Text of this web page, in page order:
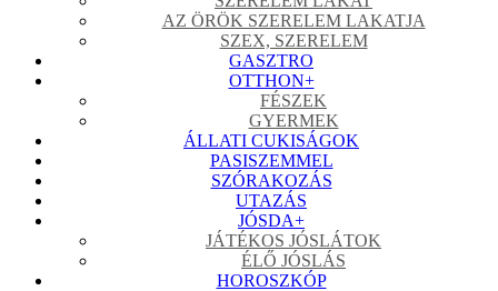
AZ ÖRÖK SZERELEM LAKATJA
SZEX, SZERELEM
GASZTRO
OTTHON+
FÉSZEK
GYERMEK
ÁLLATI CUKISÁGOK
PASISZEMMEL
SZÓRAKOZÁS
UTAZÁS
JÓSDA+
JÁTÉKOS JÓSLÁTOK
ÉLŐ JÓSLÁS
HOROSZKÓP